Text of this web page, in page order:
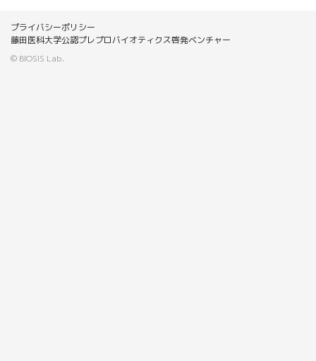
プライバシーポリシー
藤田医科大学公認プレプロバイオティクス啓発ベンチャー
© BIOSIS Lab.